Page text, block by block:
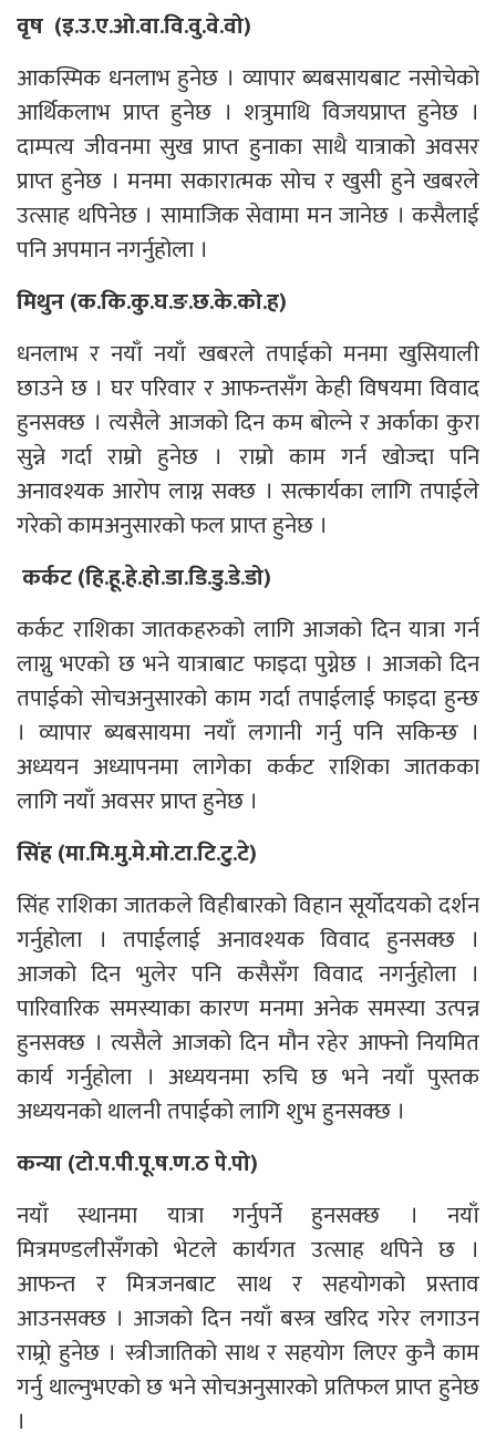
वृष (इ.उ.ए.ओ.वा.वि.वु.वे.वो)
आकस्मिक धनलाभ हुनेछ । व्यापार ब्यबसायबाट नसोचेको
आर्थिकलाभ प्राप्त हुनेछ । शत्रुमाथि विजयप्राप्त हुनेछ ।
दाम्पत्य जीवनमा सुख प्राप्त हुनाका साथै यात्राको अवसर
प्राप्त हुनेछ । मनमा सकारात्मक सोच र खुसी हुने खबरले
उत्साह थपिनेछ । सामाजिक सेवामा मन जानेछ । कसैलाई
पनि अपमान नगर्नुहोला ।
मिथुन (क.कि.कु.घ.ङ.छ.के.को.ह)
धनलाभ र नयाँ नयाँ खबरले तपाईको मनमा खुसियाली
छाउने छ । घर परिवार र आफन्तसँग केही विषयमा विवाद
हुनसक्छ । त्यसैले आजको दिन कम बोल्ने र अर्काका कुरा
सुन्ने गर्दा राम्रो हुनेछ । राम्रो काम गर्न खोज्दा पनि
अनावश्यक आरोप लाग्न सक्छ । सत्कार्यका लागि तपाईले
गरेको कामअनुसारको फल प्राप्त हुनेछ ।
कर्कट (हि.हू.हे.हो.डा.डि.डु.डे.डो)
कर्कट राशिका जातकहरुको लागि आजको दिन यात्रा गर्न
लाग्नु भएको छ भने यात्राबाट फाइदा पुग्नेछ । आजको दिन
तपाईको सोचअनुसारको काम गर्दा तपाईलाई फाइदा हुन्छ
। व्यापार ब्यबसायमा नयाँ लगानी गर्नु पनि सकिन्छ ।
अध्ययन अध्यापनमा लागेका कर्कट राशिका जातकका
लागि नयाँ अवसर प्राप्त हुनेछ ।
सिंह (मा.मि.मु.मे.मो.टा.टि.टु.टे)
सिंह राशिका जातकले विहीबारको विहान सूर्योदयको दर्शन
गर्नुहोला । तपाईलाई अनावश्यक विवाद हुनसक्छ ।
आजको दिन भुलेर पनि कसैसँग विवाद नगर्नुहोला ।
पारिवारिक समस्याका कारण मनमा अनेक समस्या उत्पन्न
हुनसक्छ । त्यसैले आजको दिन मौन रहेर आफ्नो नियमित
कार्य गर्नुहोला । अध्ययनमा रुचि छ भने नयाँ पुस्तक
अध्ययनको थालनी तपाईको लागि शुभ हुनसक्छ ।
कन्या (टो.प.पी.पू.ष.ण.ठ पे.पो)
नयाँ स्थानमा यात्रा गर्नुपर्ने हुनसक्छ । नयाँ
मित्रमण्डलीसँगको भेटले कार्यगत उत्साह थपिने छ ।
आफन्त र मित्रजनबाट साथ र सहयोगको प्रस्ताव
आउनसक्छ । आजको दिन नयाँ बस्त्र खरिद गरेर लगाउन
राम्र्रो हुनेछ । स्त्रीजातिको साथ र सहयोग लिएर कुनै काम
गर्नु थाल्नुभएको छ भने सोचअनुसारको प्रतिफल प्राप्त हुनेछ
।